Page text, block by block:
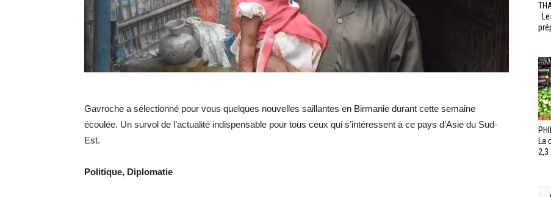
Gavroche a sélectionné pour vous quelques nouvelles saillantes en Birmanie durant cette semaine
écoulée. Un survol de l’actualité indispensable pour tous ceux qui s’intéressent à ce pays d’Asie du Sud-
Est.
Politique, Diplomatie
:
La
2,3